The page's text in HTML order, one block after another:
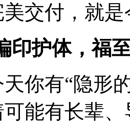
交付，就
印护体，福
你有“隐形
能有长辈